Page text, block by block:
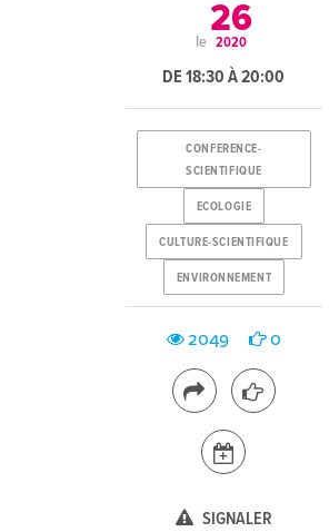
le 26
2020
DE 18:30 À 20:00
CONFERENCE-
SCIENTIFIQUE
ECOLOGIE
CULTURE-SCIENTIFIQUE
ENVIRONNEMENT
2049 0
SIGNALER